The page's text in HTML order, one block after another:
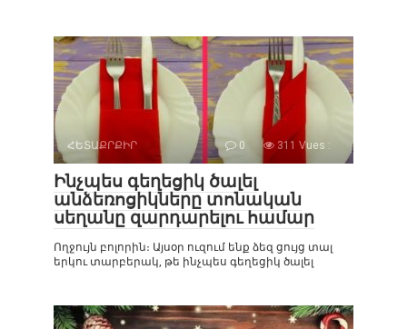
ՀԵՏԱՔՐՔԻՐ 0 311 Vues :
Ինչպես գեղեցիկ ծալել
անձեռոցիկները տոնական
սեղանը զարդարելու համար
Ողջույն բոլորին։ Այսօր ուզում ենք ձեզ ցույց տալ
երկու տարբերակ, թե ինչպես գեղեցիկ ծալել